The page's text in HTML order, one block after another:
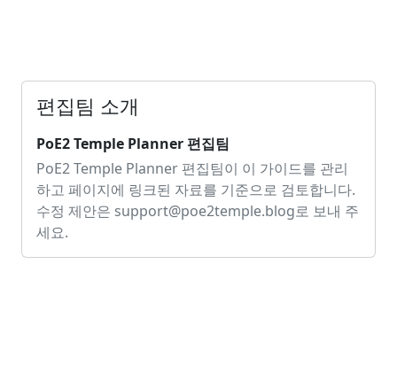
편집팀 소개
PoE2 Temple Planner 편집팀
PoE2 Temple Planner 편집팀이 이 가이드를 관리
하고 페이지에 링크된 자료를 기준으로 검토합니다.
수정 제안은 support@poe2temple.blog로 보내 주
세요.